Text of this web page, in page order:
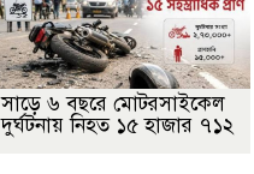
সাড়ে ৬ বছরে মোটরসাইকেল
দুর্ঘটনায় নিহত ১৫ হাজার ৭১২